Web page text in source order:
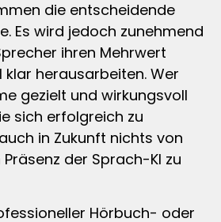
die entscheidende
Es wird jedoch zunehmend
ihren Mehrwert
klar herausarbeiten. Wer
gezielt und wirkungsvoll
sich erfolgreich zu
in Zukunft nichts von
der Sprach-KI zu
Hörbuch- oder